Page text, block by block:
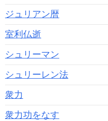
ジュリアン暦
室利仏逝
シュリーマン
シュリーレン法
衆力
衆力功をなす